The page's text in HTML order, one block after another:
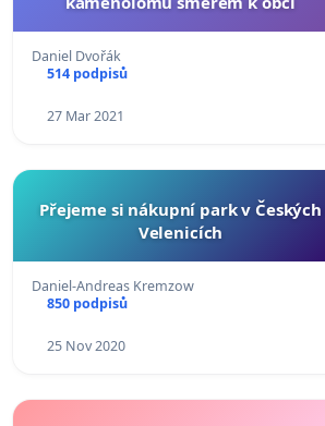
Daniel Dvořák
514 podpisů
27 Mar 2021
Přejeme si nákupní park v Českých
Velenicích
Daniel-Andreas Kremzow
850 podpisů
25 Nov 2020